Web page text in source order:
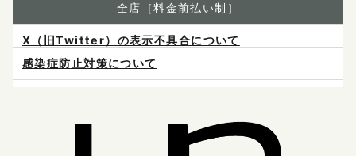
全店［料金前払い制］
感染症防止対策について
ご予約は各店へ直接お問い合わせください。
X（旧Twitter）の表示不具合について